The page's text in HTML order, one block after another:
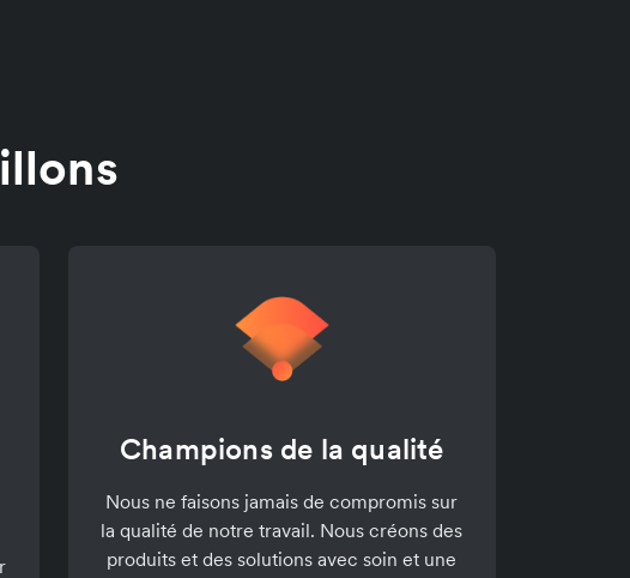
Champions de la qualité
Nous ne faisons jamais de compromis sur
la qualité de notre travail. Nous créons des
produits et des solutions avec soin et une